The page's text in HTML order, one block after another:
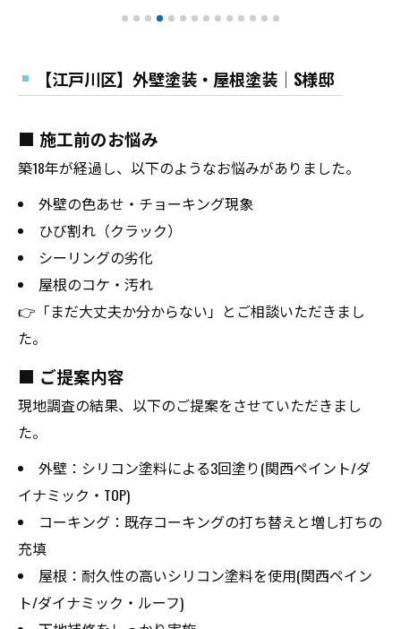
【江戸川区】外壁塗装・屋根塗装│S様邸
■ 施工前のお悩み
築18年が経過し、以下のようなお悩みがありました。
外壁の色あせ・チョーキング現象
ひび割れ（クラック）
シーリングの劣化
屋根のコケ・汚れ
👉「まだ大丈夫か分からない」とご相談いただきまし
た。
■ ご提案内容
現地調査の結果、以下のご提案をさせていただきまし
た。
外壁：シリコン塗料による3回塗り(関西ペイント/ダ
イナミック・TOP)
コーキング：既存コーキングの打ち替えと増し打ちの
充填
屋根：耐久性の高いシリコン塗料を使用(関西ペイン
ト/ダイナミック・ルーフ)